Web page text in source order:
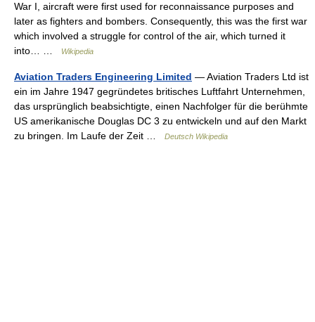
War I, aircraft were first used for reconnaissance purposes and
later as fighters and bombers. Consequently, this was the first war
which involved a struggle for control of the air, which turned it
into… …
Wikipedia
Aviation Traders Engineering Limited — Aviation Traders Ltd ist
ein im Jahre 1947 gegründetes britisches Luftfahrt Unternehmen,
das ursprünglich beabsichtigte, einen Nachfolger für die berühmte
US amerikanische Douglas DC 3 zu entwickeln und auf den Markt
zu bringen. Im Laufe der Zeit …
Deutsch Wikipedia